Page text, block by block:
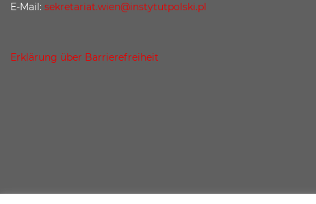
E-Mail: sekretariat.wien@instytutpolski.pl
Erklärung über Barrierefreiheit